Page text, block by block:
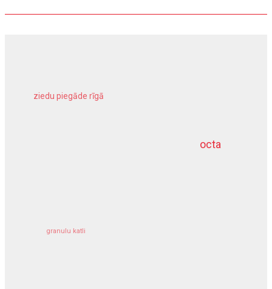
octa
ziedu piegāde rīgā
granulu katli
dziļurbums